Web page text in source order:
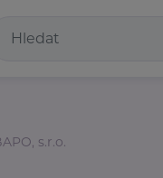
s.r.o.